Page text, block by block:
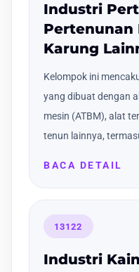
Industri
Pertenunan
Karung
Kelompok ini
yang dibuat dengan
mesin (ATBM), alat
tenun lainnya,
BACA DETAIL
13122
Industri